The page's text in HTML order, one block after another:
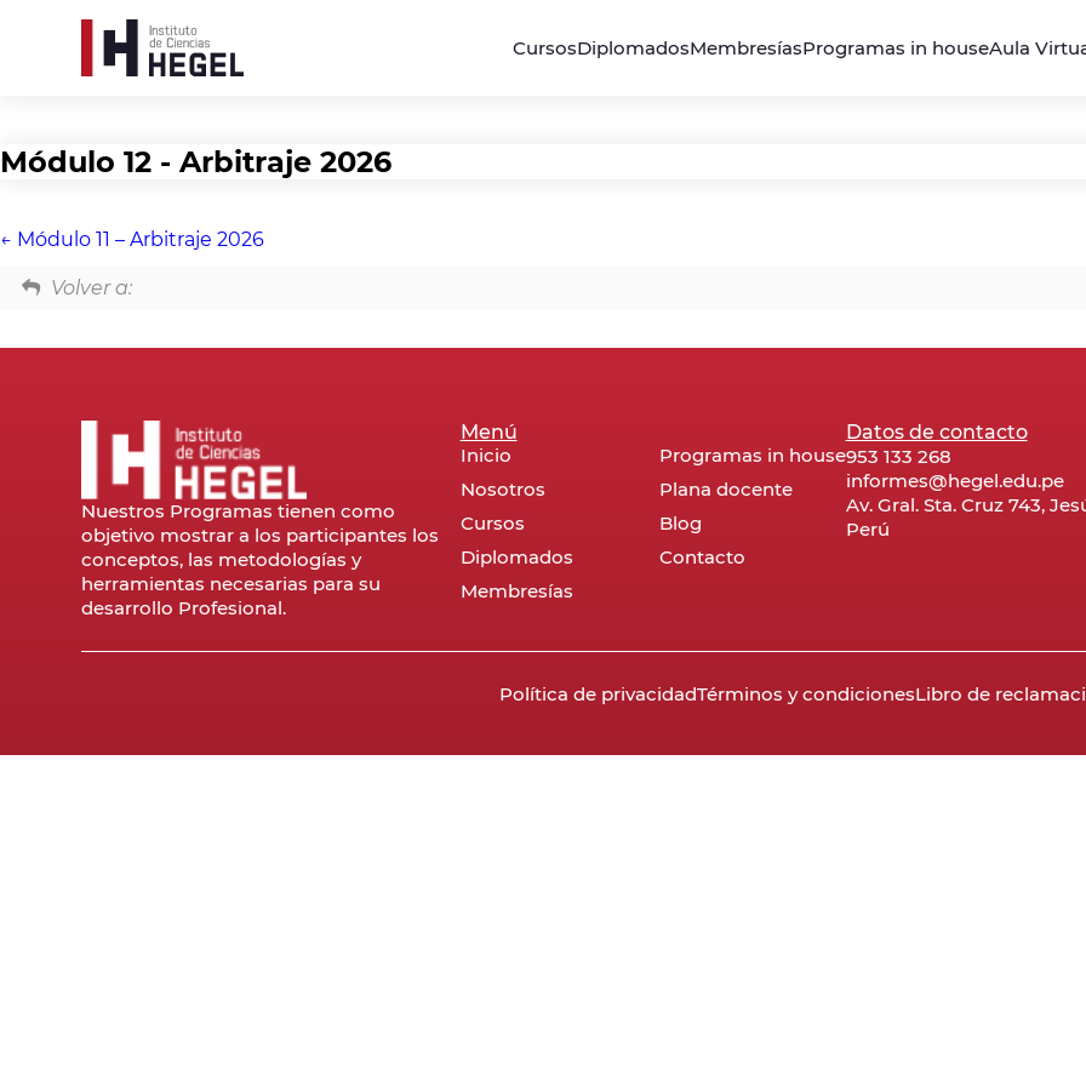
CursosDiplomadosMembresíasProgramas in houseAula
Módulo 12 - Arbitraje 2026
Módulo 11 – Arbitraje 2026
Volver a:
Nuestros Programas tienen como
objetivo mostrar a los participantes los
conceptos, las metodologías y
herramientas necesarias para su
desarrollo Profesional.
Menú
Inicio
Nosotros
Cursos
Diplomados
Membresías
Programas in house
Plana docente
Blog
Contacto
Datos de contacto
953 133 268
informes@hegel.edu.pe
Av. Gral. Sta. Cruz 743,
Perú
Política de privacidadTérminos y condicionesLibro de